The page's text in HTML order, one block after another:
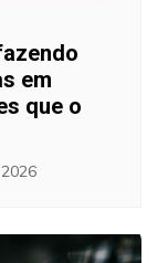
em
que o